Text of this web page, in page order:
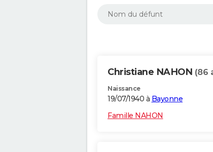
Christiane NAHON (86
Naissance
19/07/1940 à Bayonne
Famille NAHON